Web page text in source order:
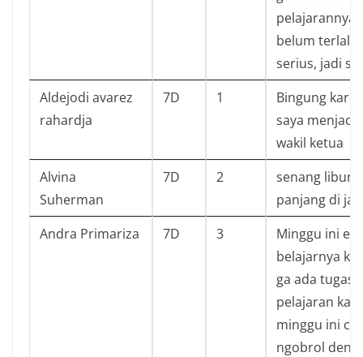
pelajarannya
belum terlalu
serius, jadi
Aldejodi avarez
rahardja
7D 1
Bingung
saya menjadi
wakil ketua
Alvina
Suherman
7D 2
senang
panjang di
Andra Primariza
7D 3
Minggu ini
belajarnya
ga ada tugas
pelajaran
minggu ini
ngobrol